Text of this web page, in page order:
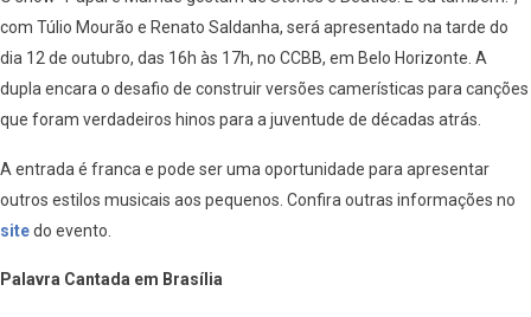
com Túlio Mourão e Renato Saldanha, será apresentado na tarde do
dia 12 de outubro, das 16h às 17h, no CCBB, em Belo Horizonte. A
dupla encara o desafio de construir versões camerísticas para canções
que foram verdadeiros hinos para a juventude de décadas atrás.
A entrada é franca e pode ser uma oportunidade para apresentar
outros estilos musicais aos pequenos. Confira outras informações no
sitedo evento.
Palavra Cantada em Brasília